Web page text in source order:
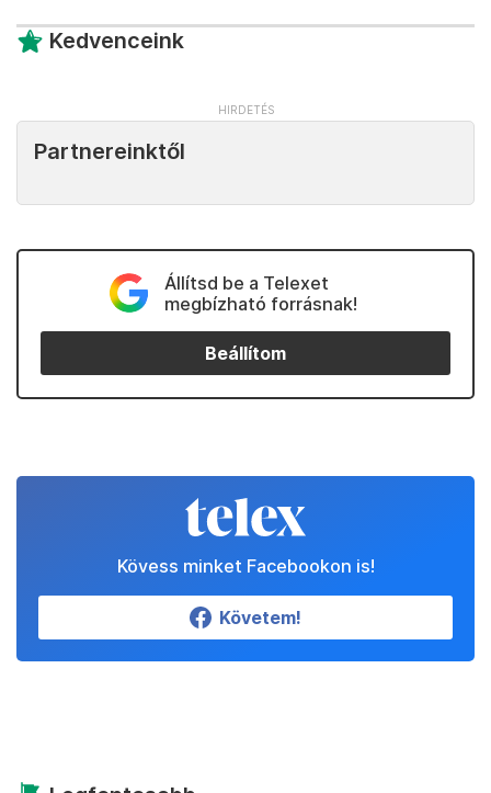
Kedvenceink
Partnereinktől
Állítsd be a Telexet
megbízható forrásnak!
Beállítom
Kövess minket Facebookon is!
Követem!